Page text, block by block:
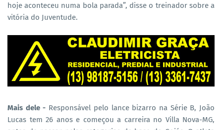
hoje aconteceu numa bola parada”, disse o treinador sobre a
vitória do Juventude.
Mais dele - Responsável pelo lance bizarro na Série B, João
Lucas tem 26 anos e começou a carreira no Villa Nova-MG,